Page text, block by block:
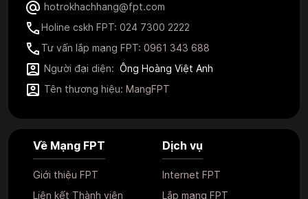
hotrokhachhang@fpt.com
Holine cskh FPT: 024 7300 2222
Tư vấn lắp mạng FPT: 0961 343 688
Người đại diện: Ông Hoàng Việt Anh
Tên thương hiệu: MangFPT
Về Mạng FPT
Giới thiệu FPT
Liên kết Thành viên
Dịch vụ
Internet FPT
Lắp mạng FPT